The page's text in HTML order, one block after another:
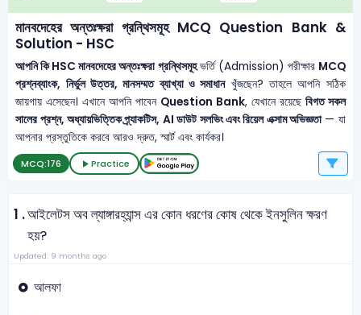
মানবদেহের অন্তঃক্ষরা গ্রন্থিসমূহ MCQ Question Bank &
Solution - HSC
আপনি কি HSC মানবদেহের অন্তঃক্ষরা গ্রন্থিসমূহভর্তি (Admission) পরীক্ষার MCQ
প্রশ্নব্যাংক, নির্ভুল উত্তর, মানসম্মত ব্যাখ্যা ও সমাধানখুঁজছেন? তাহলে আপনি সঠিক
জায়গায় এসেছেন। এখানে আপনি পাবেন Question Bank, যেখানে রয়েছে বিগত সকল
সালের প্রশ্ন, অধ্যায়ভিত্তিক প্র্যাকটিস, AI ডাউট সলভিং এবং রিয়েল এক্সাম অভিজ্ঞতা— যা
আপনার প্রস্তুতিকে করবে আরও দ্রুত, স্মার্ট এবং কার্যকর।
MCQ:176 Practice
1 .আইলেটস অব ল্যাঙ্গারহ্যান্স এর কোন ধরণের কোষ থেকে ইনসুলিন ক্ষরণ
হয়?
Updated: 9 months ago
আলফা